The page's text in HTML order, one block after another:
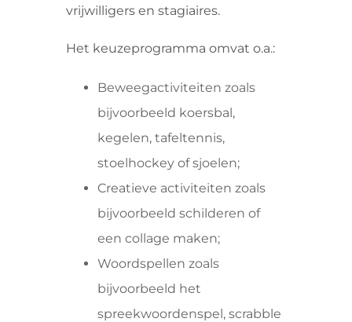
vrijwilligers en stagiaires.
Het keuzeprogramma omvat o.a.:
Beweegactiviteiten zoals
bijvoorbeeld koersbal,
kegelen, tafeltennis,
stoelhockey of sjoelen;
Creatieve activiteiten zoals
bijvoorbeeld schilderen of
een collage maken;
Woordspellen zoals
bijvoorbeeld het
spreekwoordenspel, scrabble